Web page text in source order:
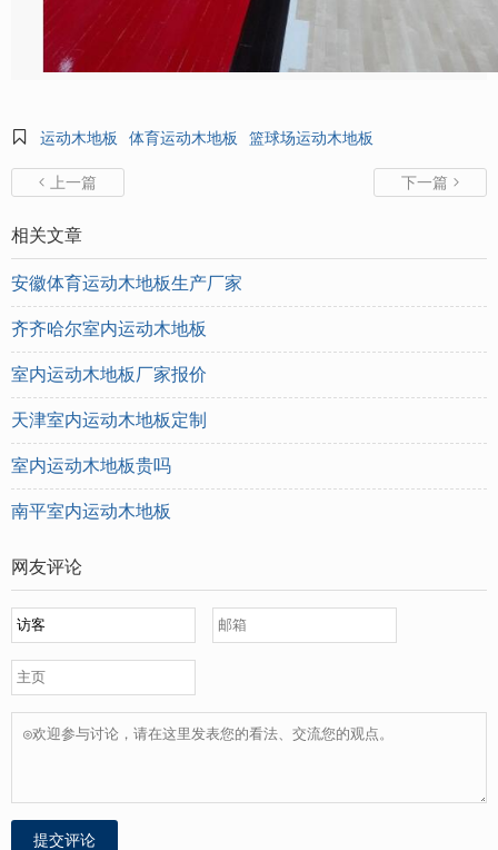
 运动木地板 体育运动木地板 篮球场运动木地板
 上一篇 下一篇 
相关文章
安徽体育运动木地板生产厂家
齐齐哈尔室内运动木地板
室内运动木地板厂家报价
天津室内运动木地板定制
室内运动木地板贵吗
南平室内运动木地板
网友评论
提交评论